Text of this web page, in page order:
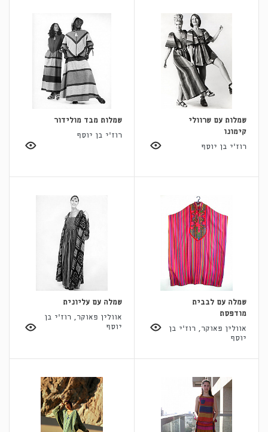
שמלות עם שרוולי
קימונו
רוז'י בן יוסף
שמלות מבד מולידור
רוז'י בן יוסף
שמלה עם לבבית
מודפסת
אוולין פאוקר, רוז'י בן
יוסף
שמלה עם עליונית
אוולין פאוקר, רוז'י בן
יוסף